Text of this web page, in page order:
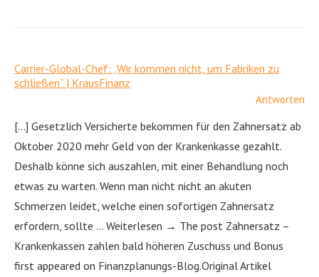
Carrier-Global-Chef: „Wir kommen nicht, um Fabriken zu
schließen“ | KrausFinanz
Antworten
[…] Gesetzlich Versicherte bekommen für den Zahnersatz ab
Oktober 2020 mehr Geld von der Krankenkasse gezahlt.
Deshalb könne sich auszahlen, mit einer Behandlung noch
etwas zu warten. Wenn man nicht nicht an akuten
Schmerzen leidet, welche einen sofortigen Zahnersatz
erfordern, sollte … Weiterlesen → The post Zahnersatz –
Krankenkassen zahlen bald höheren Zuschuss und Bonus
first appeared on Finanzplanungs-Blog.Original Artikel